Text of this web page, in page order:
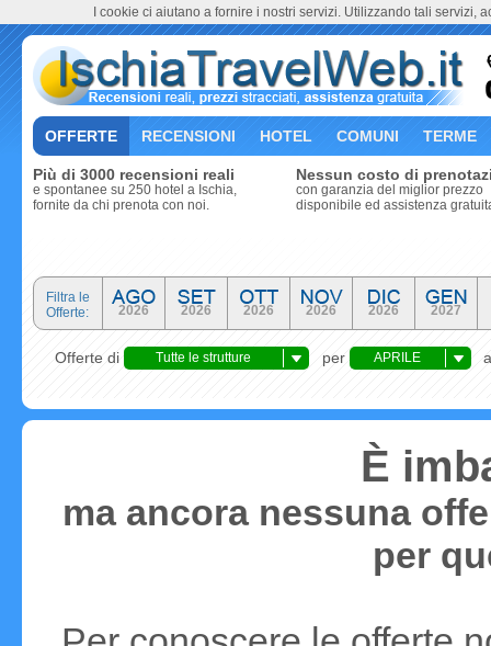
OFFERTE RECENSIONI HOTEL COMUNI TERME
Più di 3000 recensioni reali
e spontanee su 250 hotel a Ischia,
fornite da chi prenota con noi.
Nessun costo di
con garanzia del miglior prezzo
disponibile ed assistenza
Filtra le
Offerte:
2026 2026 2026 2026 2026 2027
Offerte di
Tutte le strutture
per APRILE
È
ma ancora nessuna
per
I cookie ci aiutano a fornire i nostri servizi. Utilizzando tali servizi,